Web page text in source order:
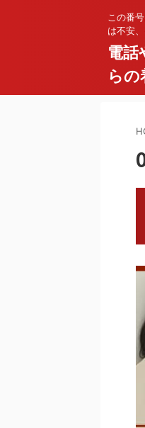
この番
は不安
電話
らの